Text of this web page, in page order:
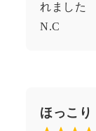
れました
N.C
ほっこり